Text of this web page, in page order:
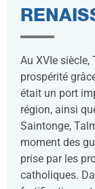
Au XVIe
prospérité
était un port
région, ainsi
Saintonge,
moment des
prise par les
catholiques.